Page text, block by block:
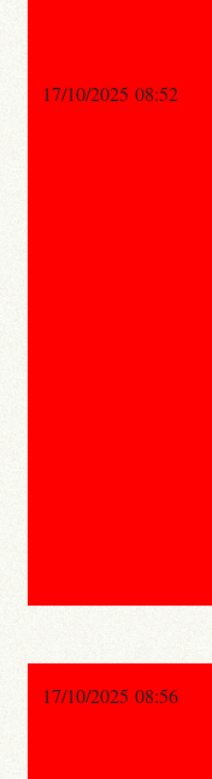
17/10/2025 08:52
17/10/2025 08:56